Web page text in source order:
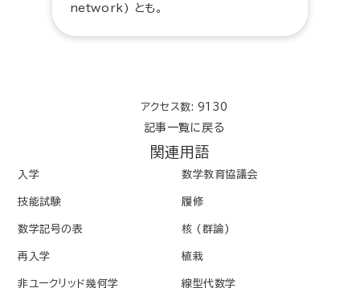
network) とも。
アクセス数: 9130
記事一覧に戻る
関連用語
入学 数学教育協議会
技能試験 履修
数学記号の表 核 (群論)
再入学 植栽
非ユークリッド幾何学 線型代数学